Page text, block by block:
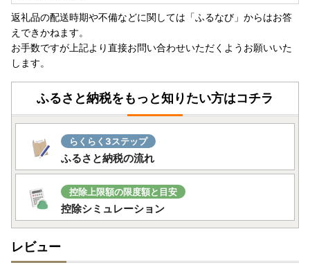
返礼品の配送時期や不備などに関しては「ふるなび」からはお答
えできかねます。
お手数ですが上記より直接お問い合わせいただくようお願いいた
します。
ふるさと納税をもっと知りたい方はコチラ
らくらく3ステップ
ふるさと納税の流れ
控除上限額の限度額と目安
控除シミュレーション
レビュー